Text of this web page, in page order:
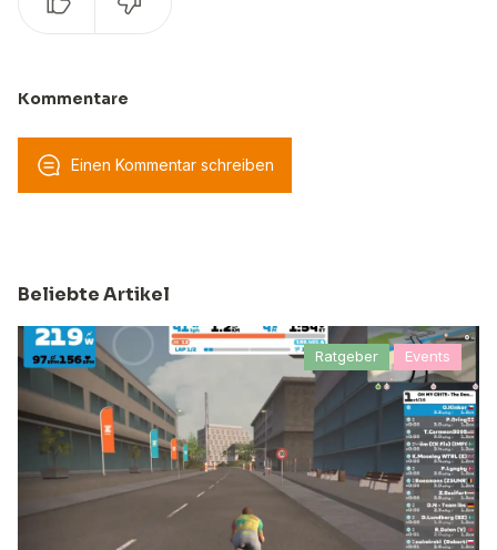
Kommentare
Einen Kommentar schreiben
Beliebte Artikel
Ratgeber Events